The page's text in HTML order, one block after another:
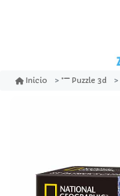
Inicio Puzzle 3d